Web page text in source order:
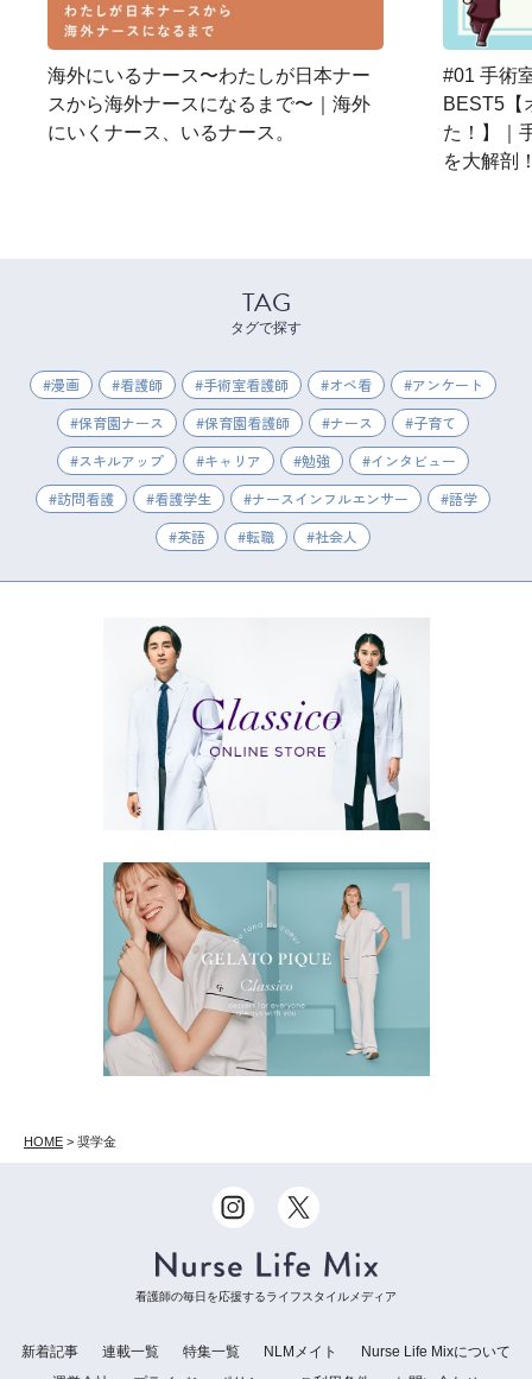
海外にいるナース〜わたしが日本ナー
スから海外ナースになるまで〜｜海外
にいくナース、いるナース。
#01 手術
BEST5【
た！】｜
を大解剖
TAG
タグで探す
漫画 看護師 手術室看護師 オペ看
アンケート
保育園ナース
保育園看護師 ナース
子育て
スキルアップ
キャリア 勉強
インタビュー
訪問看護
看護学生 ナースインフルエンサー
語学
英語
転職 社会人
HOME > 奨学金
看護師の毎日を応援するライフスタイルメディア
新着記事 連載一覧 特集一覧 NLMメイト
Nurse Life Mixについて